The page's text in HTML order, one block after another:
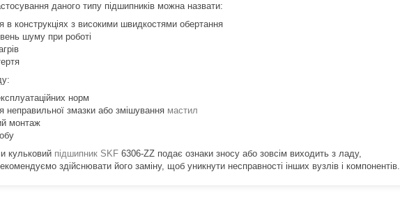
даного типу підшипників можна назвати:
в конструкціях з високими швидкостями обертання
шуму при роботі
норм
неправильної змазки або змішування мастил
монтаж
кульковий підшипник SKF 6306-ZZ подає ознаки зносу або зовсім виходить з ладу,
здійснювати його заміну, щоб уникнути несправності інших вузлів і компонентів.